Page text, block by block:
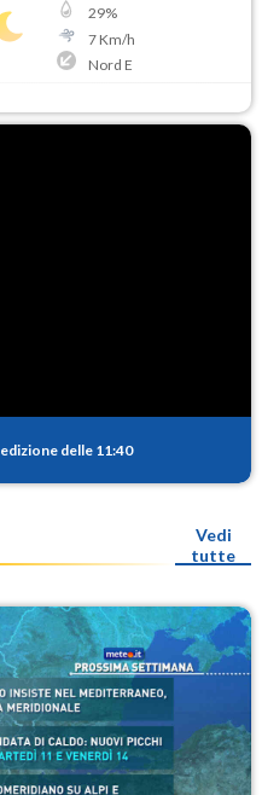
29%
7Km/h
Nord E
edizione delle 11:40
Vedi
tutte